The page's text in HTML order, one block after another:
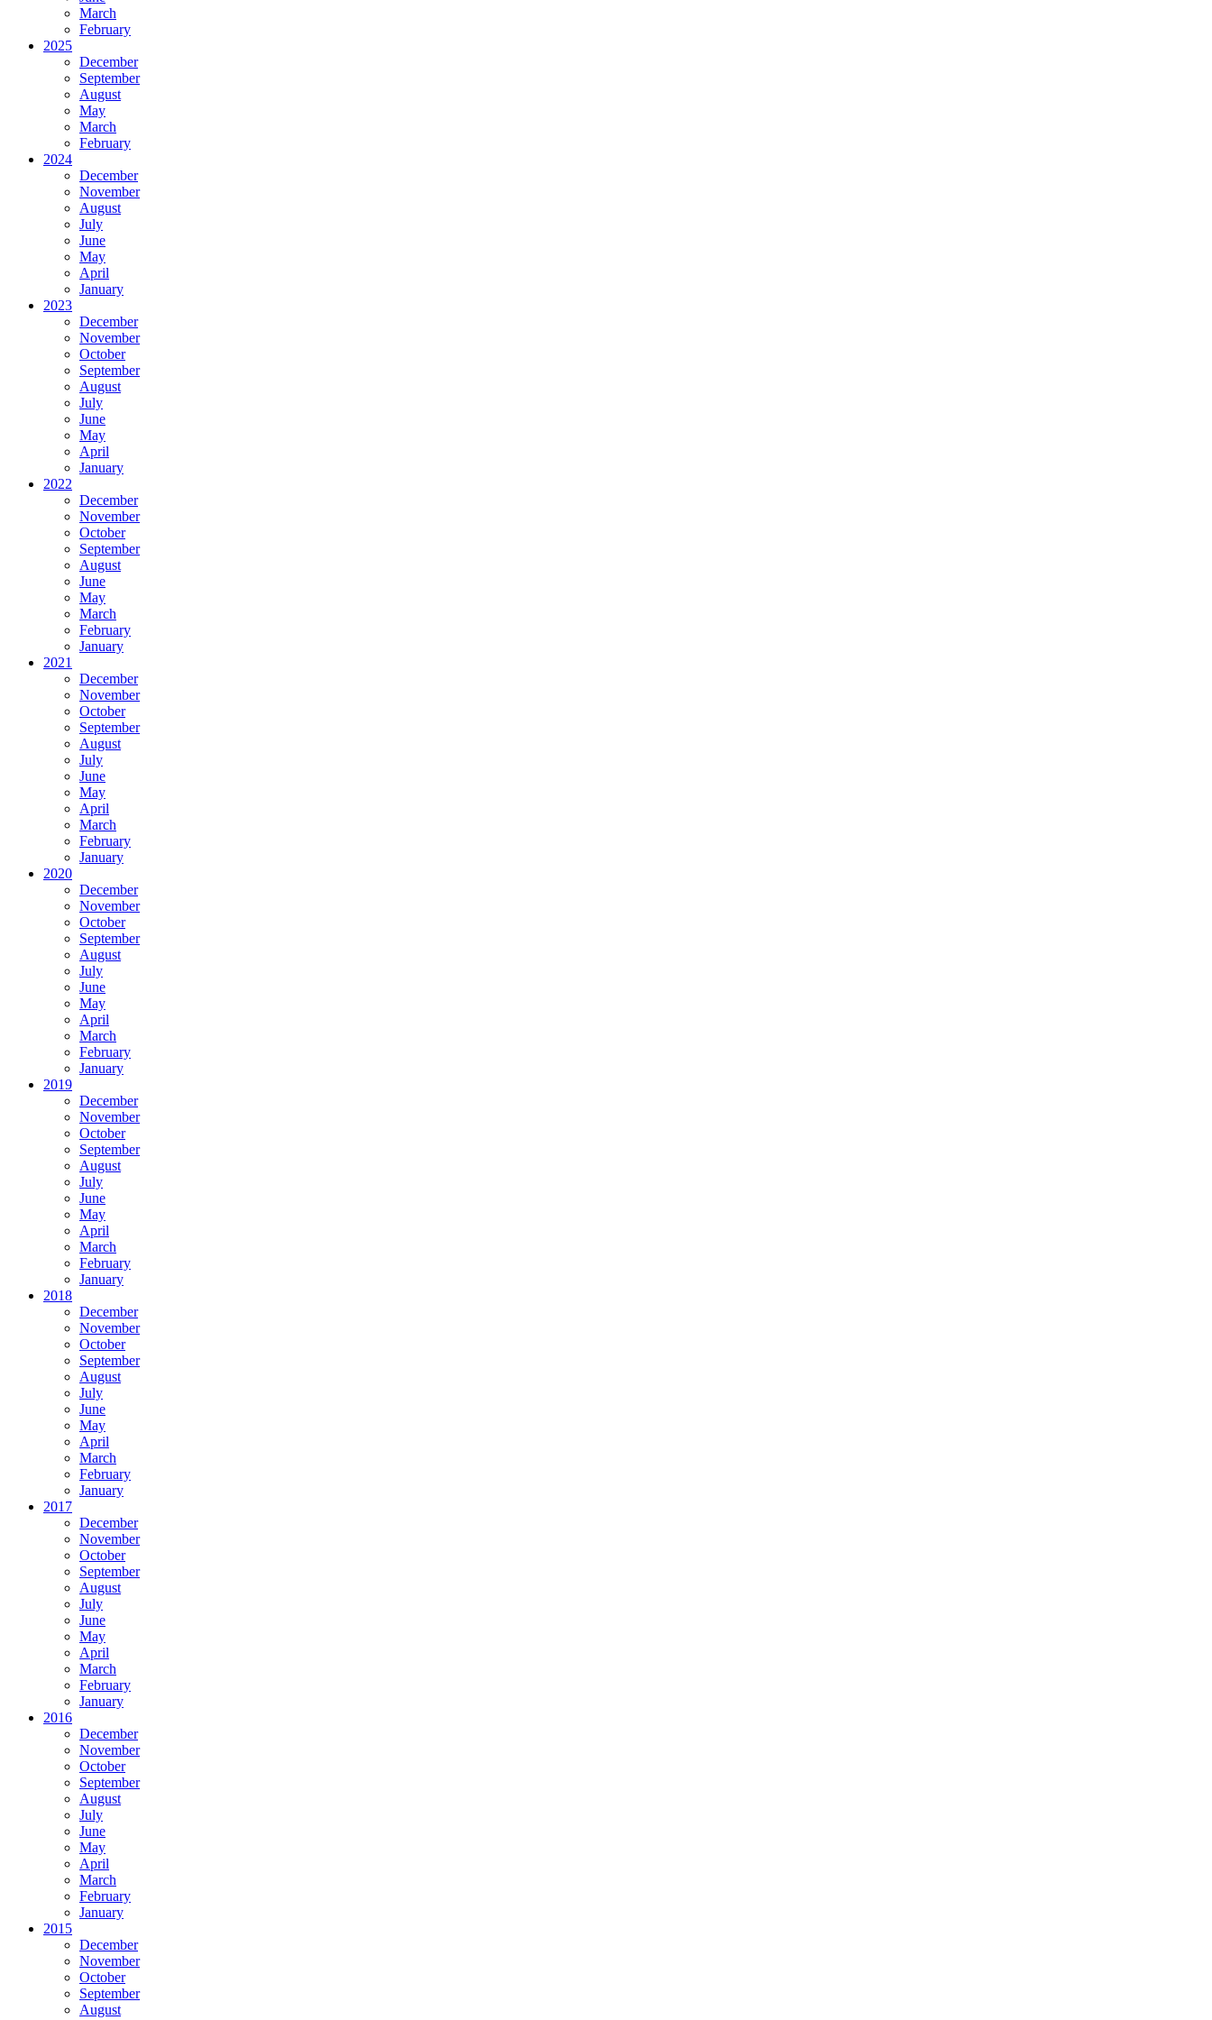
March
February
2025
December
September
August
May
March
February
2024
December
November
August
July
June
May
April
January
2023
December
November
October
September
August
July
June
May
April
January
2022
December
November
October
September
August
June
May
March
February
January
2021
December
November
October
September
August
July
June
May
April
March
February
January
2020
December
November
October
September
August
July
June
May
April
March
February
January
2019
December
November
October
September
August
July
June
May
April
March
February
January
2018
December
November
October
September
August
July
June
May
April
March
February
January
2017
December
November
October
September
August
July
June
May
April
March
February
January
2016
December
November
October
September
August
July
June
May
April
March
February
January
2015
December
November
October
September
August